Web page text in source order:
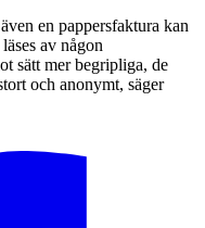
en pappersfaktura kan
av någon
sätt mer begripliga, de
och anonymt, säger